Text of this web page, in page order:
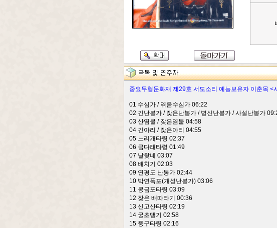
중요무형문화재 제29호 서도소리 예능보유자 이춘목 <
01 수심가 / 엮음수심가 06:22
02 긴난봉가 / 잦은난봉가 / 병신난봉가 / 사설난봉가
03 산염불 / 잦은염불 04:58
04 긴아리 / 잦은아리 04:55
05 느리개타령 02:37
06 금다래타령 01:49
07 날찾네 03:07
08 배치기 02:03
09 연평도 난봉가 02:44
10 박연폭포(개성난봉가) 03:06
11 몽금포타령 03:09
12 잦은 배따라기 00:36
13 신고산타령 02:19
14 궁초댕기 02:58
15 풍구타령 02:16